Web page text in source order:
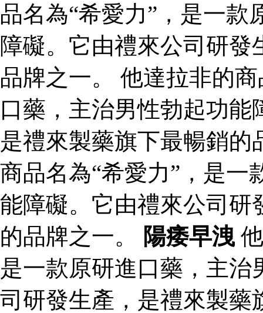
品名為“希愛力”，是一
障礙。它由禮來公司研
品牌之一。 他達拉非的
口藥，主治男性勃起功
是禮來製藥旗下最暢銷
商品名為“希愛力”，是一
能障礙。它由禮來公司研
的品牌之一。
陽痿早洩
是一款原研進口藥，主
司研發生產，是禮來製藥